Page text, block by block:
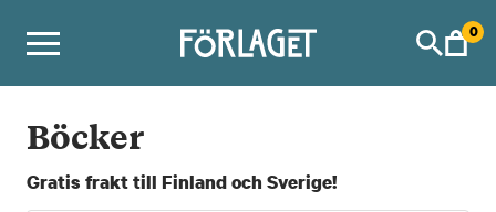
0
Böcker
Gratis frakt till Finland och Sverige!